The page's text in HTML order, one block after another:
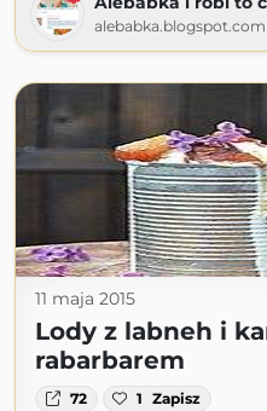
alebabka.blogspot.com
11 maja 2015
Lody z labneh i
rabarbarem
72 1 Zapisz